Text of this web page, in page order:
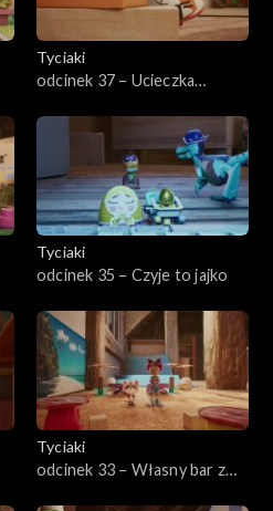
Tyciaki
odcinek 37 – Ucieczka
Tyciaki
odcinek 35 – Czyje to jajko
Tyciaki
odcinek 33 – Własny bar z